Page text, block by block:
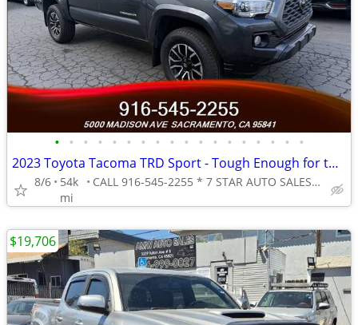
• • • • • • • • • • • • • • • • • •
2023 Toyota Tacoma TRD Sport - Tough Enough for the Job, Smooth Enou
8/6
54k
mi
CALL 916-545-2255 * 7 STAR AUTO SALES // 5000 MADISON AVE
$19,706